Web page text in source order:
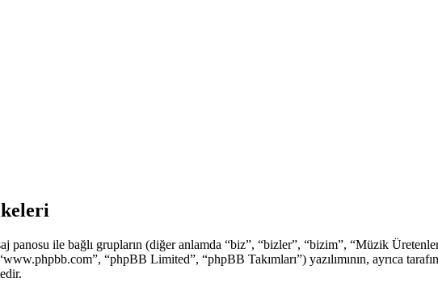
panosu ile bağlı grupların (diğer anlamda “biz”, “bizler”, “bizim”, “Müzik
“phpBB Limited”, “phpBB Takımları”) yazılımının, ayrıca